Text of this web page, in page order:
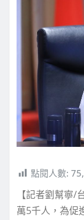
點閱人數:
【記者劉幫寧
萬5千人，為促